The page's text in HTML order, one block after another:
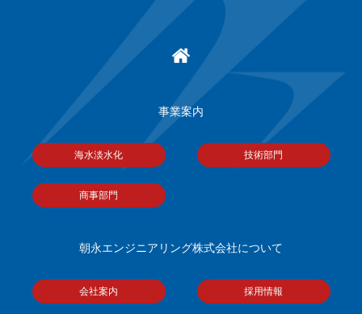
事業案内
海水淡水化 技術部門
商事部門
朝永エンジニアリング株式会社について
会社案内 採用情報